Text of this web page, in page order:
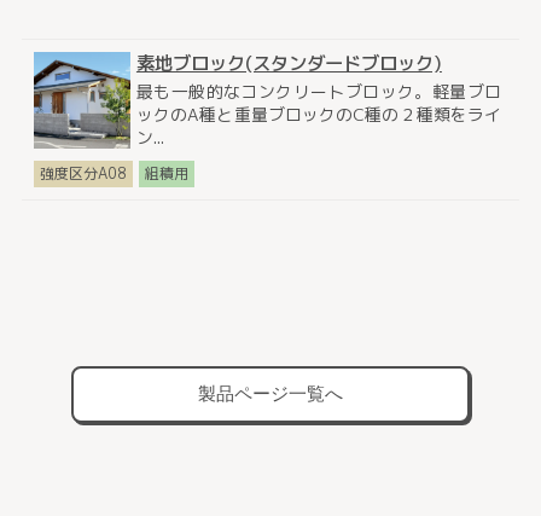
素地ブロック(スタンダードブロック)
最も一般的なコンクリートブロック。軽量ブロ
ックのA種と重量ブロックのC種の２種類をライ
ン...
強度区分A08 組積用
製品ページ一覧へ